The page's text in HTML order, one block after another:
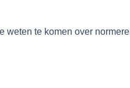
weten te komen over